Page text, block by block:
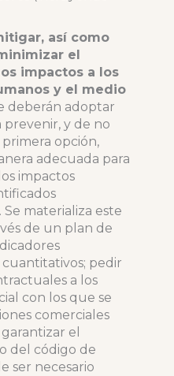
así como
el
impactos a los
y el medio
deberán adoptar
prevenir, y de no
opción,
adecuada para
impactos
materializa este
de un plan de
pedir
a los
con los que se
comerciales
el
del código de
ser necesario